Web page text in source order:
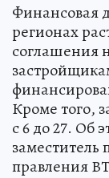
Финансовая
регионах
соглашения
Кроме того,
с 6 до 27. Об
заместитель
правления